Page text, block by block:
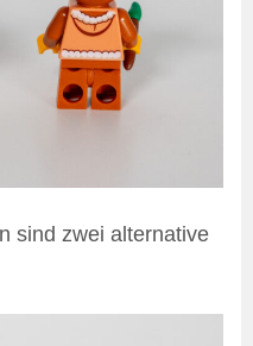
sind zwei alternative